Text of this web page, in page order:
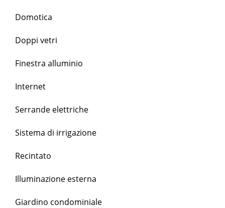
Domotica
Doppi vetri
Finestra alluminio
Internet
Serrande elettriche
Sistema di irrigazione
Recintato
Illuminazione esterna
Giardino condominiale